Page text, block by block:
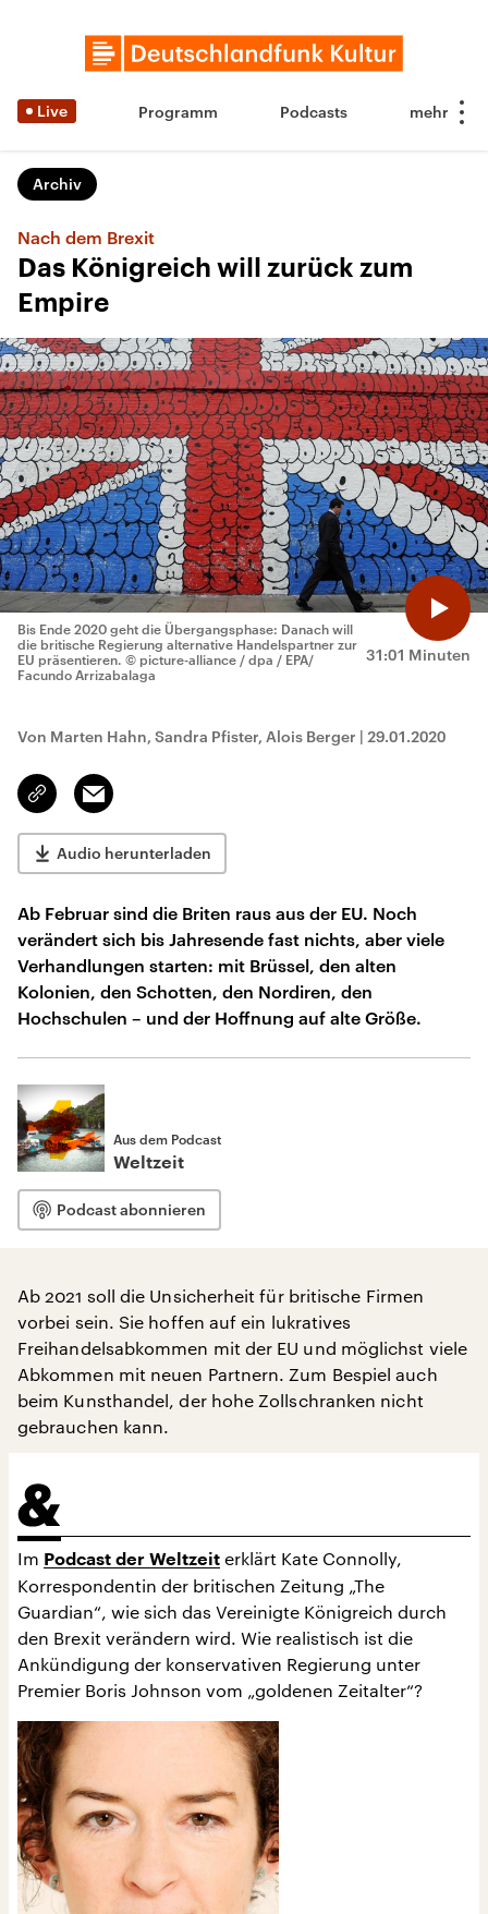
Live Programm Podcasts
Archiv
Nach dem Brexit
Das Königreich will zurück zum
Empire
31:01 Minuten
Bis Ende 2020 geht die Übergangsphase: Danach will
die britische Regierung alternative Handelspartner zur
EU präsentieren. © picture-alliance / dpa / EPA/
Facundo Arrizabalaga
Von Marten Hahn, Sandra Pfister, Alois Berger | 29.01.2020
Link
kopieren/teilen
Email
Audio herunterladen
Ab Februar sind die Briten raus aus der EU. Noch
verändert sich bis Jahresende fast nichts, aber viele
Verhandlungen starten: mit Brüssel, den alten
Kolonien, den Schotten, den Nordiren, den
Hochschulen – und der Hoffnung auf alte Größe.
Aus dem Podcast
Weltzeit
Podcast abonnieren
Ab 2021 soll die Unsicherheit für britische Firmen
vorbei sein. Sie hoffen auf ein lukratives
Freihandelsabkommen mit der EU und möglichst viele
Abkommen mit neuen Partnern. Zum Bespiel auch
beim Kunsthandel, der hohe Zollschranken nicht
gebrauchen kann.
Im Podcast der Weltzeit erklärt Kate Connolly,
Korrespondentin der britischen Zeitung „The
Guardian“, wie sich das Vereinigte Königreich durch
den Brexit verändern wird. Wie realistisch ist die
Ankündigung der konservativen Regierung unter
Premier Boris Johnson vom „goldenen Zeitalter“?